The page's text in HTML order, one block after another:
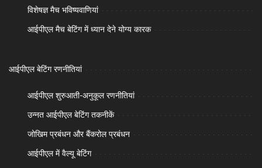
विशेषज्ञ मैच भविष्यवाणियां
आईपीएल मैच बेटिंग में ध्यान देने योग्य कारक
आईपीएल बेटिंग रणनीतियां
आईपीएल शुरुआती-अनुकूल रणनीतियां
उन्नत आईपीएल बेटिंग तकनीकें
जोखिम प्रबंधन और बैंकरोल प्रबंधन
आईपीएल में वैल्यू बेटिंग